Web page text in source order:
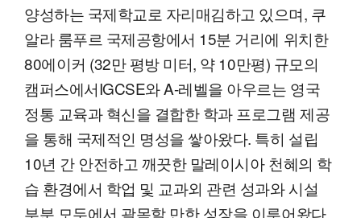
양성하는 국제학교로 자리매김하고 있으며, 쿠
알라 룸푸르 국제공항에서 15분 거리에 위치한
80에이커 (32만 평방 미터, 약 10만평) 규모의
캠퍼스에서IGCSE와 A-레벨을 아우르는 영국
정통 교육과 혁신을 결합한 학과 프로그램 제공
을 통해 국제적인 명성을 쌓아왔다. 특히 설립
10년 간 안전하고 깨끗한 말레이시아 천혜의 학
습 환경에서 학업 및 교과외 관련 성과와 시설
부분 모두에서 괄목할 만한 성장을 이루어왔다.